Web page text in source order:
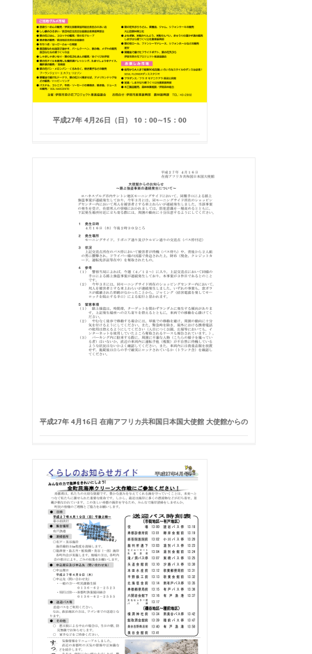
平成27年 4月26日（日） 10：00∼15：00
平成27年 4月16日 在南アフリカ共和国日本国大使館 大使館からの